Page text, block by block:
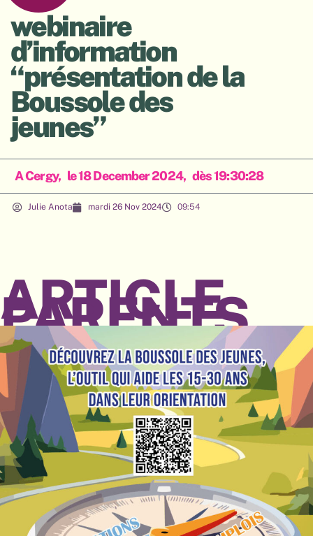
webinaire
d’information
“présentation de la
Boussole des
jeunes”
A Cergy, le 18 December 2024, dès 19:30:28
Julie Anota mardi 26 Nov 2024 09:54
ARTICLE
PARENTS